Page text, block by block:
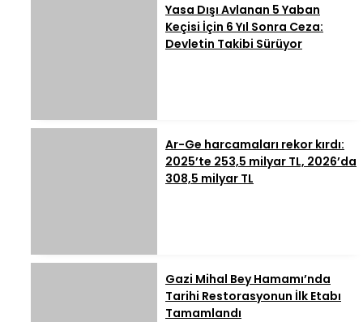
Yasa Dışı Avlanan 5 Yaban
Keçisi İçin 6 Yıl Sonra Ceza:
Devletin Takibi Sürüyor
Ar-Ge harcamaları rekor kırdı:
2025’te 253,5 milyar TL, 2026’da
308,5 milyar TL
Gazi Mihal Bey Hamamı’nda
Tarihi Restorasyonun İlk Etabı
Tamamlandı